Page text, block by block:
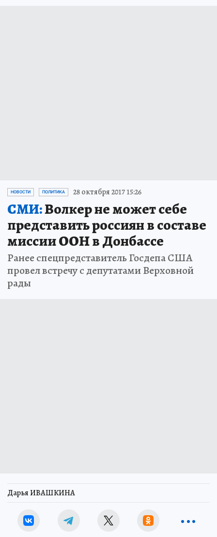
НОВОСТИ ПОЛИТИКА 28 октября 2017 15:26
СМИ:Волкер не может себе
представить россиян в составе
миссии ООН в Донбассе
Ранее спецпредставитель Госдепа США
провел встречу с депутатами Верховной
рады
Дарья ИВАШКИНА